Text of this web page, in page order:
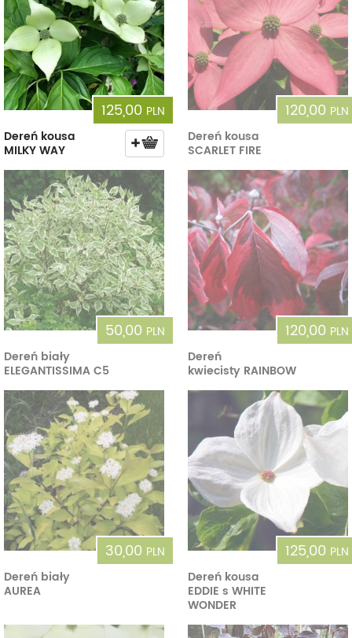
125,00 PLN
Dereń kousa
MILKY WAY
120,00 PLN
Dereń kousa
SCARLET FIRE
50,00 PLN
Dereń biały
ELEGANTISSIMA C5
120,00 PLN
Dereń
kwiecisty RAINBOW
30,00 PLN
Dereń biały
AUREA
125,00 PLN
Dereń kousa
EDDIE s WHITE
WONDER